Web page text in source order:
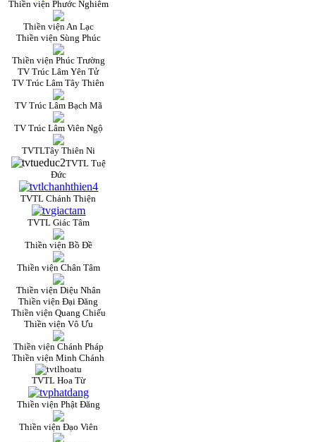
Thiền viện Phước Nghiêm
Thiền viện An Lạc
Thiền viện Sùng Phúc
Thiền viện Phúc Trường
TV Trúc Lâm Yên Tử
TV Trúc Lâm Tây Thiên
TV Trúc Lâm Bạch Mã
TV Trúc Lâm Viên Ngộ
TVTLTây Thiên Ni
TVTL Tuệ
Đức
TVTL Chánh Thiện
TVTL Giác Tâm
Thiền viện Bồ Đề
Thiền viện Chân Tâm
Thiền viện Diệu Nhân
Thiền viện Đại Đăng
Thiền viện Quang Chiếu
Thiền viện Vô Ưu
Thiền viện Chánh Pháp
Thiền viện Minh Chánh
TVTL Hoa Từ
Thiền viện Phật Đăng
Thiền viện Đạo Viên